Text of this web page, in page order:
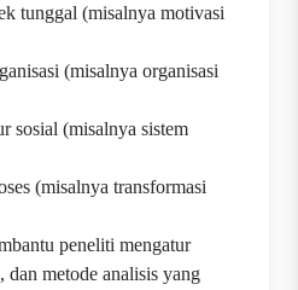
tunggal (misalnya motivasi
(misalnya organisasi
sosial (misalnya sistem
(misalnya transformasi
peneliti mengatur
dan metode analisis yang